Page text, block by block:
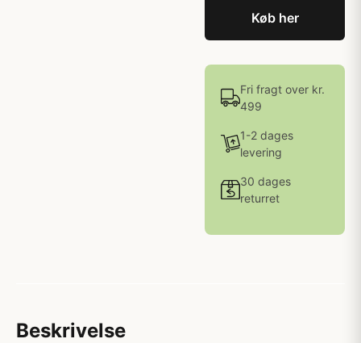
Køb her
Fri fragt over kr.
499
1-2 dages
levering
30 dages
returret
Beskrivelse